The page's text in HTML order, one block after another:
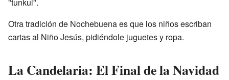
Otra tradición de Nochebuena es que los niños escriban
cartas al Niño Jesús, pidiéndole juguetes y ropa.
La Candelaria: El Final de la Navidad